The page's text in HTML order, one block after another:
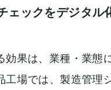
ェックをデジタル
効果は、業種・業態
工場では、製造管理